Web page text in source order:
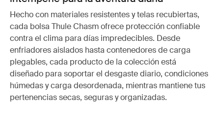
Hecho con materiales resistentes y telas recubiertas,
cada bolsa Thule Chasm ofrece protección confiable
contra el clima para días impredecibles. Desde
enfriadores aislados hasta contenedores de carga
plegables, cada producto de la colección está
diseñado para soportar el desgaste diario, condiciones
húmedas y carga desordenada, mientras mantiene tus
pertenencias secas, seguras y organizadas.